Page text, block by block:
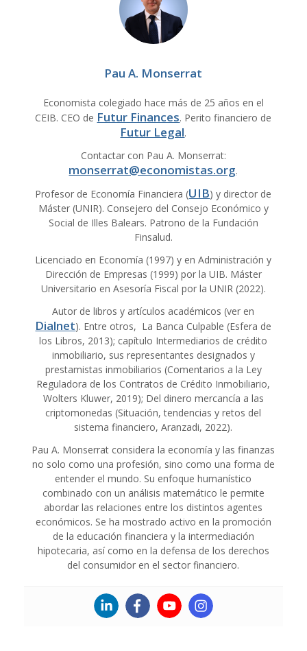
Pau A. Monserrat
Economista colegiado hace más de 25 años en el
CEIB. CEO de Futur Finances. Perito financiero de
Futur Legal.
Contactar con Pau A. Monserrat:
monserrat@economistas.org.
Profesor de Economía Financiera (UIB) y director de
Máster (UNIR). Consejero del Consejo Económico y
Social de Illes Balears. Patrono de la Fundación
Finsalud.
Licenciado en Economía (1997) y en Administración y
Dirección de Empresas (1999) por la UIB. Máster
Universitario en Asesoría Fiscal por la UNIR (2022).
Autor de libros y artículos académicos (ver en
Dialnet). Entre otros, La Banca Culpable (Esfera de
los Libros, 2013); capítulo Intermediarios de crédito
inmobiliario, sus representantes designados y
prestamistas inmobiliarios (Comentarios a la Ley
Reguladora de los Contratos de Crédito Inmobiliario,
Wolters Kluwer, 2019); Del dinero mercancía a las
criptomonedas (Situación, tendencias y retos del
sistema financiero, Aranzadi, 2022).
Pau A. Monserrat considera la economía y las finanzas
no solo como una profesión, sino como una forma de
entender el mundo. Su enfoque humanístico
combinado con un análisis matemático le permite
abordar las relaciones entre los distintos agentes
económicos. Se ha mostrado activo en la promoción
de la educación financiera y la intermediación
hipotecaria, así como en la defensa de los derechos
del consumidor en el sector financiero.